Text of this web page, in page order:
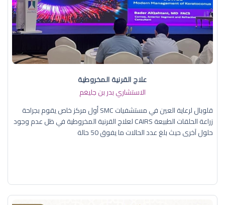
علاج القرنية المخروطية
الاستشاري بدر بن جليغم
قلوبال لرعاية العين في مستشفيات SMC أول مركز خاص يقوم بجراحة
زراعة الحلقات الطبيعة CAIRS لعلاج القرنية المخروطية في ظل عدم وجود
حلول آخرى حيث بلغ عدد الحالات ما يفوق 50 حالة